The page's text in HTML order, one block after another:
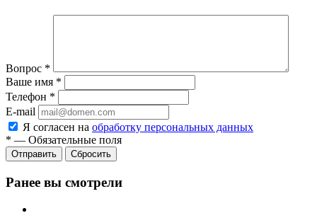
Вопрос *
Ваше имя *
Телефон *
E-mail
Я согласен на обработку персональных данных
* — Обязательные поля
Отправить Сбросить
Ранее вы смотрели